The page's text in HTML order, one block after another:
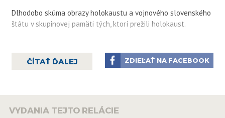
Dlhodobo skúma obrazy holokaustu a vojnového slovenského
štátu v skupinovej pamäti tých, ktorí prežili holokaust.
minulosti v rodinách, spomínanie na nedemokratické režimy na
Slovensku – a má aj kapitolu v knihe Tisovi poza chrbát. V nej
aká spoločnosť vlastne sme.
ČÍTAŤ ĎALEJ ZDIEĽAŤ NA FACEBOOK
VYDANIA TEJTO RELÁCIE